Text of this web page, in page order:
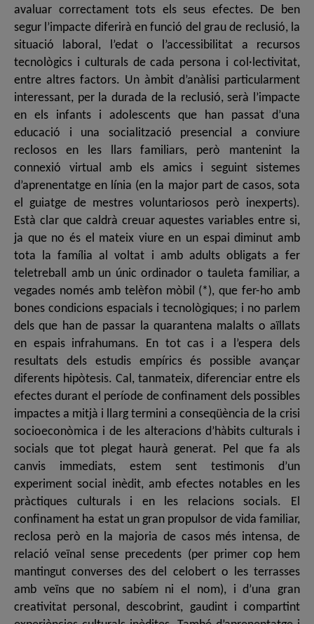
avaluar correctament tots els seus efectes. De ben
segur l’impacte diferirà en funció del grau de reclusió, la
situació laboral, l’edat o l’accessibilitat a recursos
tecnològics i culturals de cada persona i col·lectivitat,
entre altres factors. Un àmbit d’anàlisi particularment
interessant, per la durada de la reclusió, serà l’impacte
en els infants i adolescents que han passat d’una
educació i una socialització presencial a conviure
reclosos en les llars familiars, però mantenint la
connexió virtual amb els amics i seguint sistemes
d’aprenentatge en línia (en la major part de casos, sota
el guiatge de mestres voluntariosos però inexperts).
Està clar que caldrà creuar aquestes variables entre si,
ja que no és el mateix viure en un espai diminut amb
tota la família al voltat i amb adults obligats a fer
teletreball amb un únic ordinador o tauleta familiar, a
vegades només amb telèfon mòbil (*), que fer-ho amb
bones condicions espacials i tecnològiques; i no parlem
dels que han de passar la quarantena malalts o aïllats
en espais infrahumans. En tot cas i a l’espera dels
resultats dels estudis empírics és possible avançar
diferents hipòtesis. Cal, tanmateix, diferenciar entre els
efectes durant el període de confinament dels possibles
impactes a mitjà i llarg termini a conseqüència de la crisi
socioeconòmica i de les alteracions d’hàbits culturals i
socials que tot plegat haurà generat. Pel que fa als
canvis immediats, estem sent testimonis d’un
experiment social inèdit, amb efectes notables en les
pràctiques culturals i en les relacions socials. El
confinament ha estat un gran propulsor de vida familiar,
reclosa però en la majoria de casos més intensa, de
relació veïnal sense precedents (per primer cop hem
mantingut converses des del celobert o les terrasses
amb veïns que no sabíem ni el nom), i d’una gran
creativitat personal, descobrint, gaudint i compartint